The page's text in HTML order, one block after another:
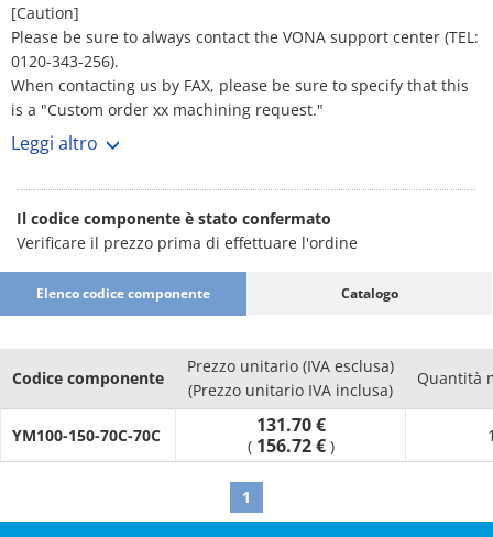
[Caution]
Please be sure to always contact the VONA support center (TEL:
0120-343-256).
When contacting us by FAX, please be sure to specify that this
is a "Custom order xx machining request."
[Features]
parts.
· We keep standard parts in stock so that we can accommodate
short delivery times.
· The fabric is a single thermoplastic polyurethane sheet
· An air hole with filter has been provided to the main body
block to allow for smooth contraction movement.
Leggi altro
Il codice componente è stato confermato
Verificare il prezzo prima di effettuare l'ordine
Elenco codice componente Catalogo
Codice componente
Prezzo unitario (IVA esclusa)
(Prezzo unitario IVA inclusa)
Quantità
YM100-150-70C-70C 131.70 €
( 156.72 € )
1